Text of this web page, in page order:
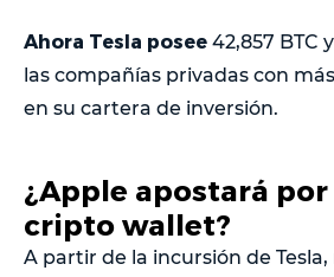
Ahora Tesla posee 42,857 BTC
las compañías privadas con
en su cartera de inversión.
¿Apple apostará
cripto wallet?
A partir de la incursión de